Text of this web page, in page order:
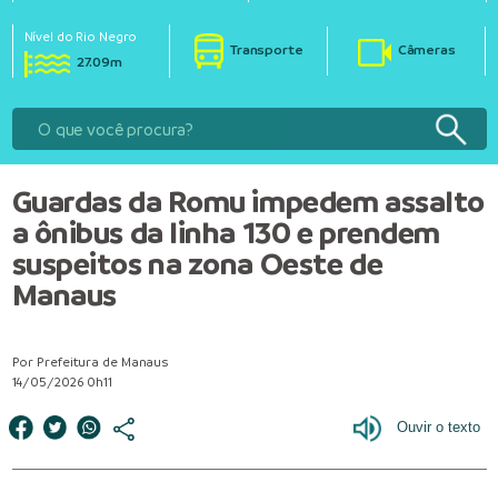
Nível do Rio Negro
27.09m
Transporte Câmeras
Guardas da Romu impedem assalto
a ônibus da linha 130 e prendem
suspeitos na zona Oeste de
Manaus
Por Prefeitura de Manaus
14/05/2026 0h11